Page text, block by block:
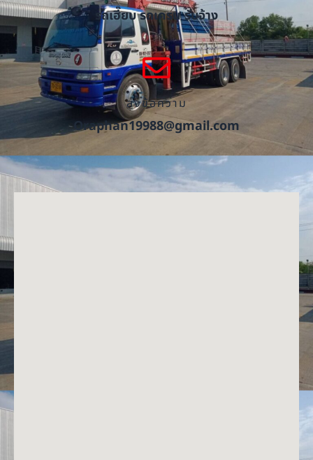
รถเฮี๊ยบ รถเครน รับจ้าง
ส่งข้อความ
Oraphan19988@gmail.com